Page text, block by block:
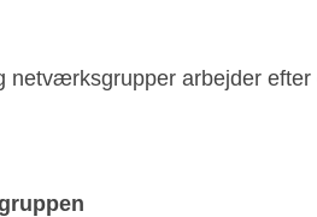
netværksgrupper arbejder